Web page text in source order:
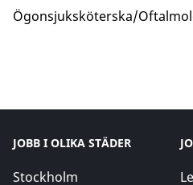
Ögonsjuksköterska/
JOBB I OLIKA STÄDER
Stockholm